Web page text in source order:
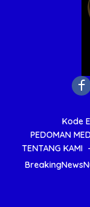
Kode
PEDOMAN
TENTANG KAMI